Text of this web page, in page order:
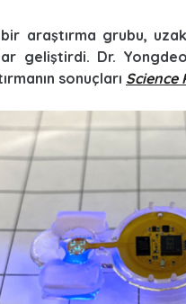
bir araştırma grubu,
geliştirdi. Dr.
sonuçları Science